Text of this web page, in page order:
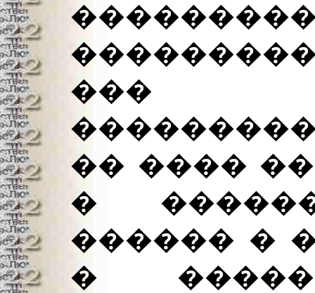
���
�� ����
�
������ �
�